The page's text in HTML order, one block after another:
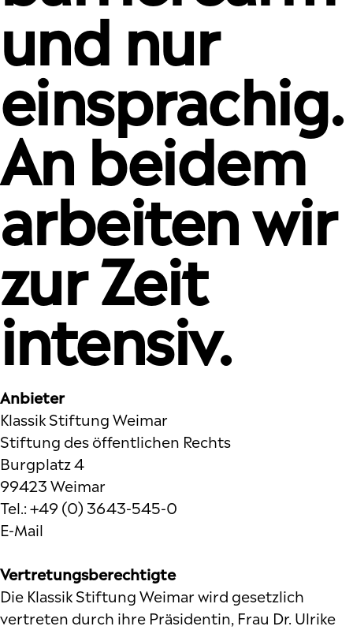
und nur
einsprachig.
An beidem
arbeiten wir
zur Zeit
intensiv.
Anbieter
Klassik Stiftung Weimar
Stiftung des öffentlichen Rechts
Burgplatz 4
99423 Weimar
Tel.: +49 (0) 3643-545-0
E-Mail
Vertretungsberechtigte
Die Klassik Stiftung Weimar wird gesetzlich
vertreten durch ihre Präsidentin, Frau Dr. Ulrike